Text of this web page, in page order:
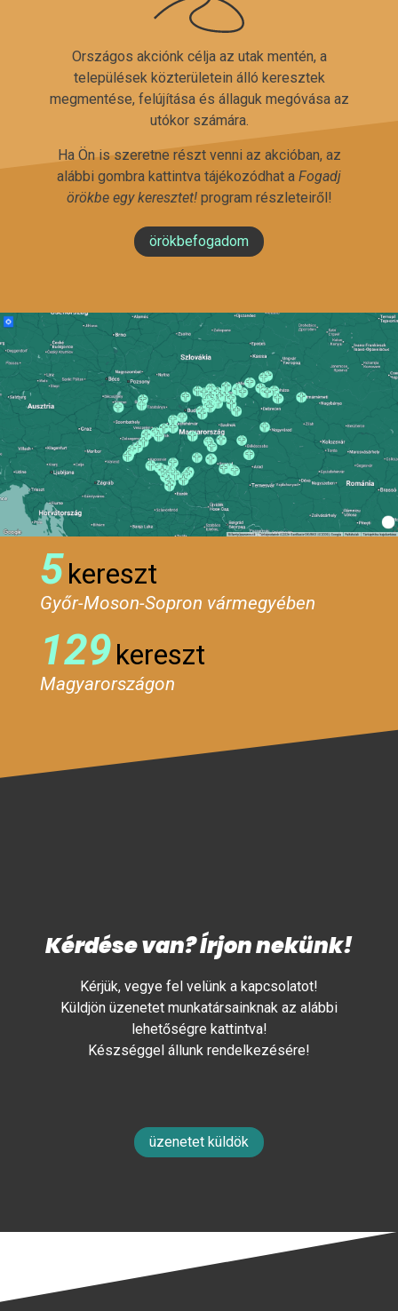
Országos akciónk célja az utak mentén, a
települések közterületein álló keresztek
megmentése, felújítása és állaguk megóvása az
utókor számára.
Ha Ön is szeretne részt venni az akcióban, az
alábbi gombra kattintva tájékozódhat a Fogadj
örökbe egy keresztet!program részleteiről!
örökbefogadom
5kereszt
Győr-Moson-Sopron vármegyében
129kereszt
Magyarországon
Kérdése van? Írjon nekünk!
Kérjük, vegye fel velünk a kapcsolatot!
Küldjön üzenetet munkatársainknak az alábbi
lehetőségre kattintva!
Készséggel állunk rendelkezésére!
üzenetet küldök